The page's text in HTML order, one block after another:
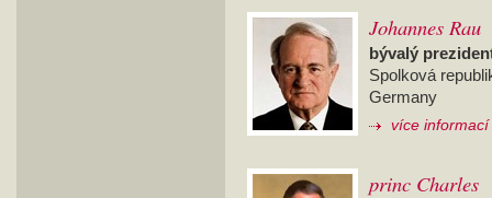
Johannes Rau
bývalý
Spolková
Germany
více informací
princ Charles